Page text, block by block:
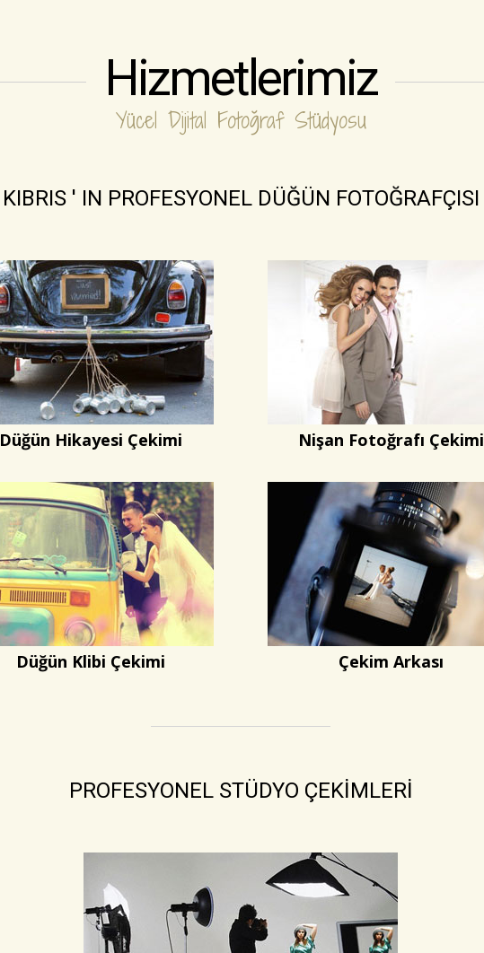
Hizmetlerimiz
Yücel Dijital Fotoğraf Stüdyosu
KIBRIS ' IN PROFESYONEL DÜĞÜN FOTOĞRAFÇISI
Düğün Hikayesi Çekimi Nişan Fotoğrafı Çekimi
Düğün Klibi Çekimi Çekim Arkası
PROFESYONEL STÜDYO ÇEKİMLERİ